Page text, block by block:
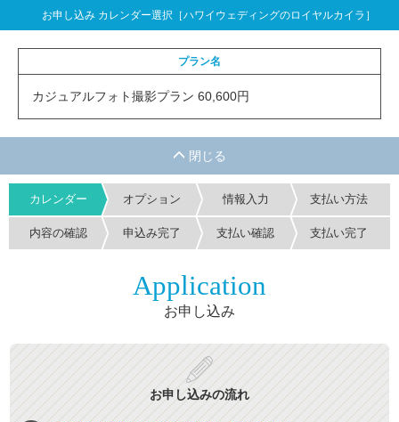
お申し込み カレンダー選択［ハワイウェディングのロイヤルカイラ］
プラン名
カジュアルフォト撮影プラン 60,600円
カレンダー オプション 情報入力 支払い方法
内容の確認 申込み完了 支払い確認 支払い完了
Application
お申し込み
お申し込みの流れ